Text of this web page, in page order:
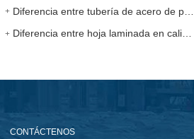
CONTÁCTENOS